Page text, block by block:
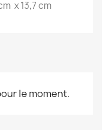
x 13,7 cm
le moment.